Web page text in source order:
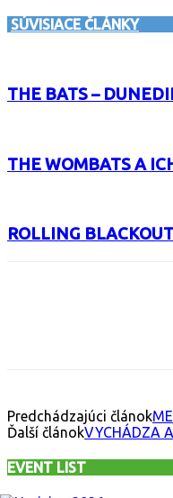
SÚVISIACE ČLÁNKY
THE BATS –
THE WOMBATS A
ROLLING
Predchádzajúci článok
Ďalší článokVYCHÁDZA
EVENT LIST